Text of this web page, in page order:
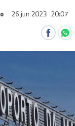
26 jun 2023 20:07